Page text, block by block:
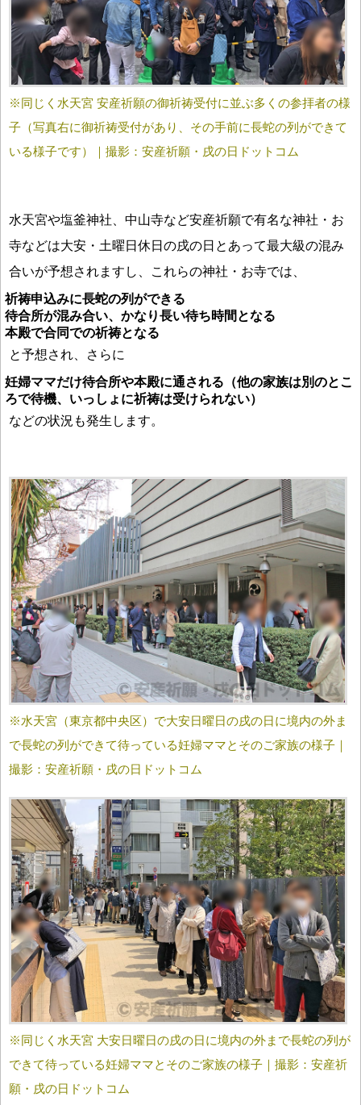
※同じく水天宮 安産祈願の御祈祷受付に並ぶ多くの参拝者の様
子（写真右に御祈祷受付があり、その手前に長蛇の列ができて
いる様子です）｜撮影：安産祈願・戌の日ドットコム
水天宮や塩釜神社、中山寺など安産祈願で有名な神社・お
寺などは大安・土曜日休日の戌の日とあって最大級の混み
合いが予想されますし、これらの神社・お寺では、
祈祷申込みに長蛇の列ができる
待合所が混み合い、かなり長い待ち時間となる
本殿で合同での祈祷となる
と予想され、さらに
妊婦ママだけ待合所や本殿に通される（他の家族は別のとこ
ろで待機、いっしょに祈祷は受けられない）
などの状況も発生します。
※水天宮（東京都中央区）で大安日曜日の戌の日に境内の外ま
で長蛇の列ができて待っている妊婦ママとそのご家族の様子｜
撮影：安産祈願・戌の日ドットコム
※同じく水天宮 大安日曜日の戌の日に境内の外まで長蛇の列が
できて待っている妊婦ママとそのご家族の様子｜撮影：安産祈
願・戌の日ドットコム